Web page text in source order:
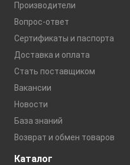
Производители
Вопрос-ответ
Сертификаты и паспорта
Доставка и оплата
Стать поставщиком
Вакансии
Новости
База знаний
Возврат и обмен товаров
Каталог